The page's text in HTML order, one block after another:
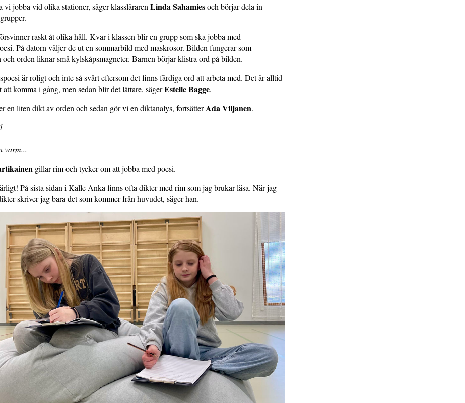
vi jobba vid olika stationer, säger klasslärarenLinda Sahamiesoch börjar dela in
raskt åt olika håll. Kvar i klassen blir en grupp som ska jobba med
På datorn väljer de ut en sommarbild med maskrosor. Bilden fungerar som
orden liknar små kylskåpsmagneter. Barnen börjar klistra ord på bilden.
är roligt och inte så svårt eftersom det finns färdiga ord att arbeta med. Det är alltid
komma i gång, men sedan blir det lättare, sägerEstelle Bagge.
en liten dikt av orden och sedan gör vi en diktanalys, fortsätterAda Viljanen.
varm...
gillar rim och tycker om att jobba med poesi.
På sista sidan i Kalle Anka finns ofta dikter med rim som jag brukar läsa. När jag
skriver jag bara det som kommer från huvudet, säger han.